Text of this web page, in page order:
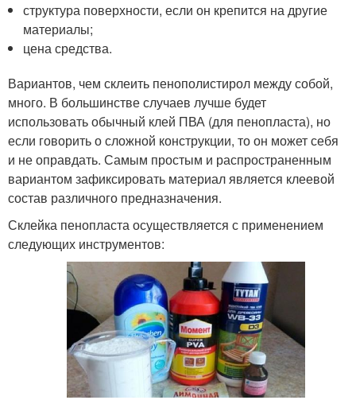
структура поверхности, если он крепится на другие
материалы;
цена средства.
Вариантов, чем склеить пенополистирол между собой,
много. В большинстве случаев лучше будет
использовать обычный клей ПВА (для пенопласта), но
если говорить о сложной конструкции, то он может себя
и не оправдать. Самым простым и распространенным
вариантом зафиксировать материал является клеевой
состав различного предназначения.
Склейка пенопласта осуществляется с применением
следующих инструментов: